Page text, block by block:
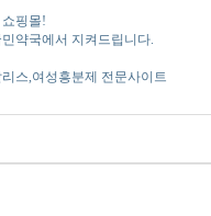
핑몰!
약국에서 지켜드립니다.
스,여성흥분제 전문사이트